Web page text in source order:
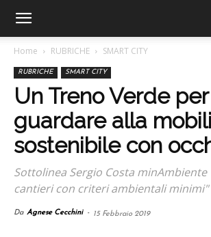
Home RUBRICHE SMART CITY
RUBRICHE SMART CITY
Un Treno Verde per
guardare alla
sostenibile con
Sottolinea Sergio Costa minAmbiente
cantieri con criteri ambientali minimi"
Da Agnese Cecchini - 15 Febbraio 2019